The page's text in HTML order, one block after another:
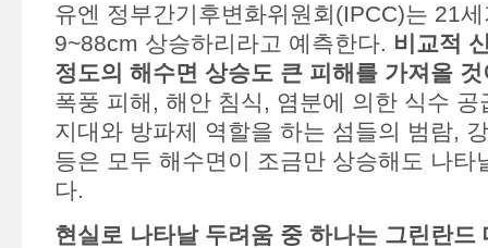
유엔 정부간기후변화위원회(IPCC)는 21
9~88cm 상승하리라고 예측한다. 비교적
정도의 해수면 상승도 큰 피해를 가져올 것
폭풍 피해, 해안 침식, 염분에 의한 식수 공
지대와 방파제 역할을 하는 섬들의 범람,
등은 모두 해수면이 조금만 상승해도 나타
다.
현실로 나타날 두려움 중 하나는 그린란드